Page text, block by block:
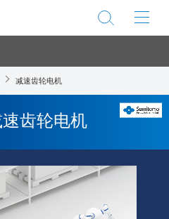
减速齿轮电机
齿轮电机